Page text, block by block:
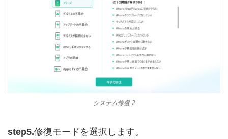
システム修復-2
step5.修復モードを選択します。